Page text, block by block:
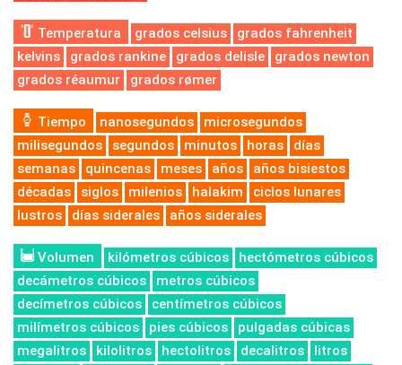
Temperatura grados celsius
grados fahrenheit
kelvins
grados rankine grados delisle
grados newton
grados réaumur
grados rømer
Tiempo nanosegundos
microsegundos
milisegundos
segundos minutos horas
días
semanas
quincenas meses años
años bisiestos
décadas
siglos milenios halakim
ciclos lunares
lustros
días siderales años siderales
Volumen kilómetros cúbicos
hectómetros cúbicos
decámetros cúbicos
metros cúbicos
decímetros cúbicos
centímetros cúbicos
milímetros cúbicos
pies cúbicos
pulgadas cúbicas
megalitros
kilolitros hectolitros decalitros
litros